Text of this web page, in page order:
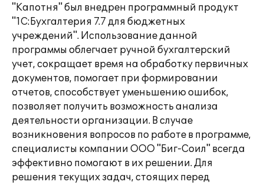
"Капотня" был внедрен программный продукт
"1С:Бухгалтерия 7.7 для бюджетных
учреждений". Использование данной
программы облегчает ручной бухгалтерский
учет, сокращает время на обработку первичных
документов, помогает при формировании
отчетов, способствует уменьшению ошибок,
позволяет получить возможность анализа
деятельности организации. В случае
возникновения вопросов по работе в программе,
специалисты компании ООО "Биг-Соил" всегда
эффективно помогают в их решении. Для
решения текущих задач, стоящих перед